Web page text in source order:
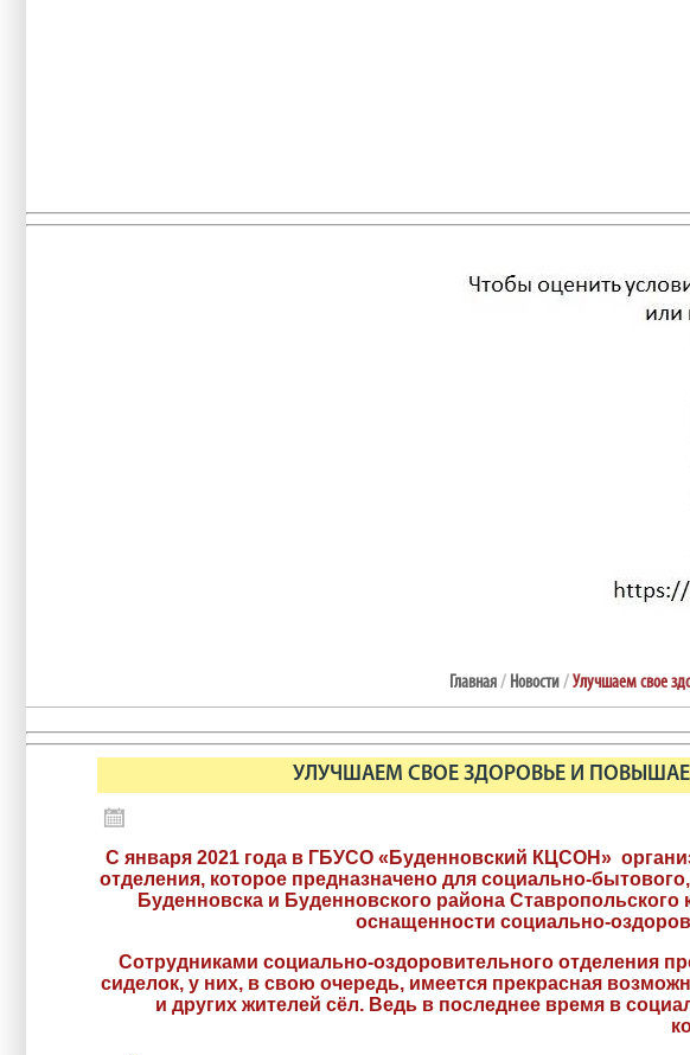
Главная/ Новости/Улучшаем свое
УЛУЧШАЕМ СВОЕ ЗДОРОВЬЕ И
С января 2021 года в ГБУСО «Буденновский КЦСОН»
отделения, которое предназначено для социально-
Буденновска и Буденновского района
оснащенности социально-
Сотрудниками социально-оздоровительного отделения
сиделок, у них, в свою очередь, имеется прекрасная
и других жителей сёл. Ведь в последнее время в